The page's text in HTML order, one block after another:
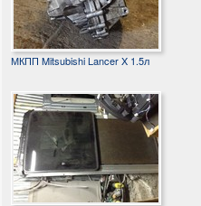
МКПП Mitsubishi Lancer X 1.5л